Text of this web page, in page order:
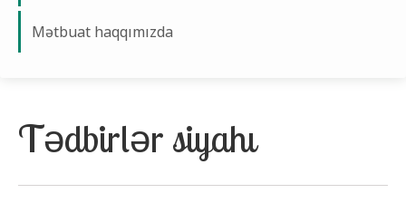
Mətbuat haqqımızda
Tədbirlər siyahı